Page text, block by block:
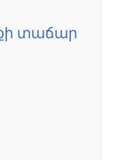
տաճար